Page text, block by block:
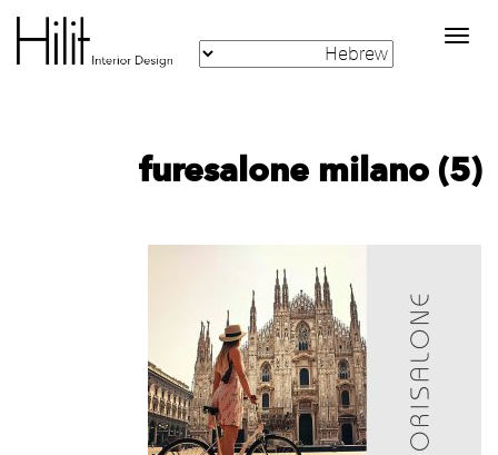
Toggle
navigation
furesalone milano (5)